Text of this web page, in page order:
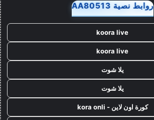
روابط نصية AA80513
koora live
koora live
يلا شوت
يلا شوت
كورة اون لاين - kora onli